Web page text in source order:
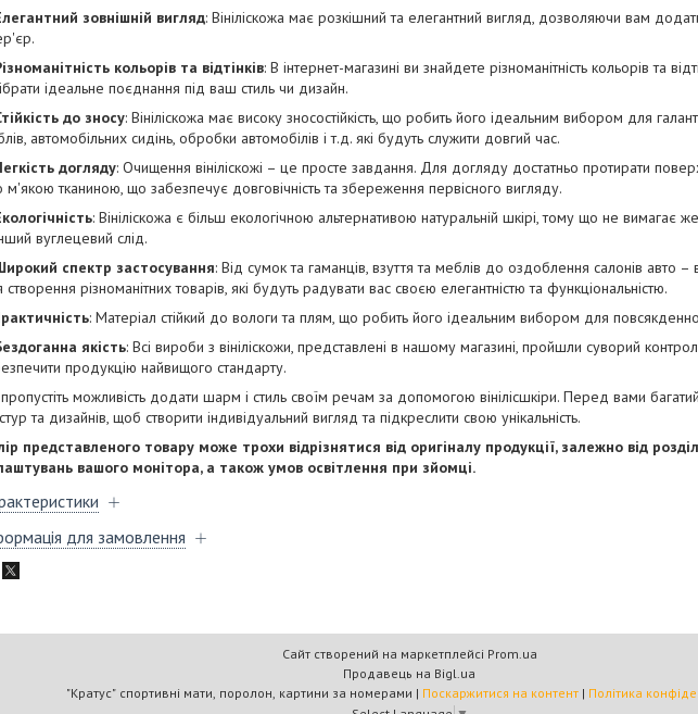
зовнішній вигляд: Вініліскожа має розкішний та елегантний вигляд, дозволяючи вам
кольорів та відтінків: В інтернет-магазині ви знайдете різноманітність кольорів та
ідеальне поєднання під ваш стиль чи дизайн.
до зносу: Вініліскожа має високу зносостійкість, що робить його ідеальним вибором для
автомобільних сидінь, обробки автомобілів і т.д. які будуть служити довгий час.
догляду: Очищення вініліскожі – це просте завдання. Для догляду достатньо протирати
м'якою тканиною, що забезпечує довговічність та збереження первісного вигляду.
: Вініліскожа є більш екологічною альтернативою натуральній шкірі, тому що не вимагає
вуглецевий слід.
спектр застосування: Від сумок та гаманців, взуття та меблів до оздоблення салонів авто –
створення різноманітних товарів, які будуть радувати вас своєю елегантністю та функціональністю.
: Матеріал стійкий до вологи та плям, що робить його ідеальним вибором для
якість: Всі вироби з вініліскожи, представлені в нашому магазині, пройшли суворий
продукцію найвищого стандарту.
можливість додати шарм і стиль своїм речам за допомогою вінілісшкіри. Перед вами
та дизайнів, щоб створити індивідуальний вигляд та підкреслити свою унікальність.
представленого товару може трохи відрізнятися від оригіналу продукції, залежно від
вашого монітора, а також умов освітлення при зйомці.
для замовлення
Сайт створений на маркетплейсі Prom.ua
Продавець на Bigl.ua
"Кратус" спортивні мати, поролон, картини за номерами | Поскаржитися на контент | Політика